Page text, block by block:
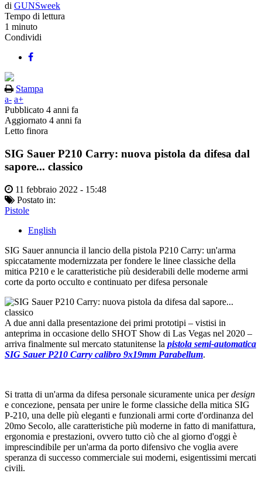
di GUNSweek
Tempo di lettura
1 minuto
Condividi
Stampa
a- a+
Pubblicato 4 anni fa
Aggiornato 4 anni fa
Letto finora
SIG Sauer P210 Carry: nuova pistola da difesa dal
sapore... classico
11 febbraio 2022 - 15:48
Postato in:
Pistole
English
SIG Sauer annuncia il lancio della pistola P210 Carry: un'arma
spiccatamente modernizzata per fondere le linee classiche della
mitica P210 e le caratteristiche più desiderabili delle moderne armi
corte da porto occulto e continuato per difesa personale
A due anni dalla presentazione dei primi prototipi – vistisi in
anteprima in occasione dello SHOT Show di Las Vegas nel 2020 –
arriva finalmente sul mercato statunitense la pistola semi-automatica
SIG Sauer P210 Carry calibro 9x19mm Parabellum.
Si tratta di un'arma da difesa personale sicuramente unica perdesign
e concezione, pensata per unire le forme classiche della mitica SIG
P-210, una delle più eleganti e funzionali armi corte d'ordinanza del
20mo Secolo, alle caratteristiche più moderne in fatto di manifattura,
ergonomia e prestazioni, ovvero tutto ciò che al giorno d'oggi è
imprescindibile per un'arma da porto difensivo che voglia avere
speranza di successo commerciale sui moderni, esigentissimi mercati
civili.